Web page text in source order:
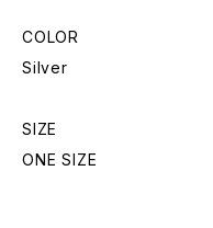
COLOR
Silver
SIZE
ONE SIZE